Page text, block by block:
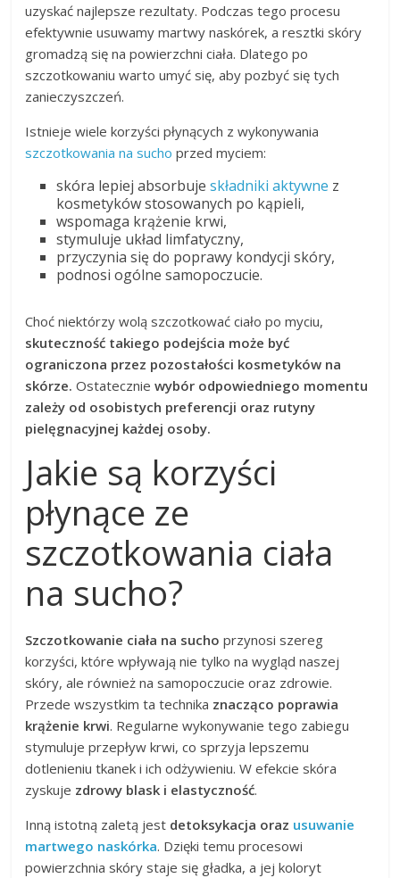
uzyskać najlepsze rezultaty. Podczas tego procesu
efektywnie usuwamy martwy naskórek, a resztki skóry
gromadzą się na powierzchni ciała. Dlatego po
szczotkowaniu warto umyć się, aby pozbyć się tych
zanieczyszczeń.
Istnieje wiele korzyści płynących z wykonywania
szczotkowania na sucho przed myciem:
skóra lepiej absorbujeskładniki aktywne z
kosmetyków stosowanych po kąpieli,
wspomaga krążenie krwi,
stymuluje układ limfatyczny,
przyczynia się do poprawy kondycji skóry,
podnosi ogólne samopoczucie.
Choć niektórzy wolą szczotkować ciało po myciu,
skuteczność takiego podejścia może być
ograniczona przez pozostałości kosmetyków na
skórze. Ostateczniewybór odpowiedniego momentu
zależy od osobistych preferencji oraz rutyny
pielęgnacyjnej każdej osoby.
Jakie są korzyści
płynące ze
szczotkowania ciała
na sucho?
Szczotkowanie ciała na sucho przynosi szereg
korzyści, które wpływają nie tylko na wygląd naszej
skóry, ale również na samopoczucie oraz zdrowie.
Przede wszystkim ta technika znacząco poprawia
krążenie krwi. Regularne wykonywanie tego zabiegu
stymuluje przepływ krwi, co sprzyja lepszemu
dotlenieniu tkanek i ich odżywieniu. W efekcie skóra
zyskuje zdrowy blask i elastyczność.
Inną istotną zaletą jest detoksykacja oraz usuwanie
martwego naskórka. Dzięki temu procesowi
powierzchnia skóry staje się gładka, a jej koloryt